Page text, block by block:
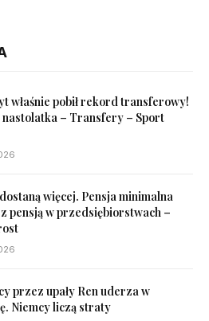
właśnie pobił rekord transferowy!
nastolatka – Transfery – Sport
więcej. Pensja minimalna
pensją w przedsiębiorstwach –
przez upały Ren uderza w
Niemcy liczą straty